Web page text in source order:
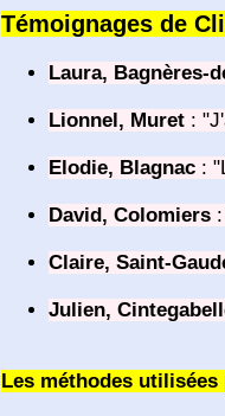
Témoignages de
Laura, Bagnères-
Lionnel, Muret :
Elodie, Blagnac :
David, Colomiers
Claire, Saint-
Julien,
Les méthodes